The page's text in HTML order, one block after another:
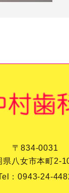
〒834-0031
県八女市本町2-
：0943-24-